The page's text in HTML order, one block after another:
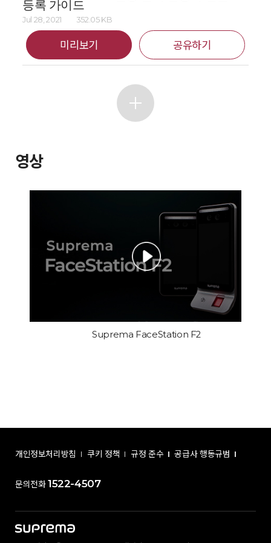
등록 가이드
Jul 28, 2021 352.05 KB
미리보기 공유하기
영상
Suprema FaceStation F2
개인정보처리방침 쿠키 정책 규정 준수 공급사 행동규범
문의전화 1522-4507